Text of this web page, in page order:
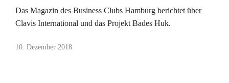
Das Magazin des Business Clubs Hamburg berichtet über
Clavis International und das Projekt Bades Huk.
10. Dezember 2018